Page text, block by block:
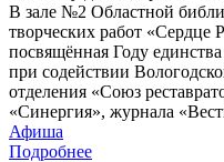
В зале №2 Областной
творческих работ «Сердце
посвящённая Году
при содействии
отделения «Союз
«Синергия», журнала
Афиша
Подробнее